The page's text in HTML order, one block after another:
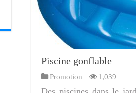
Piscine gonflable
Promotion 1,039